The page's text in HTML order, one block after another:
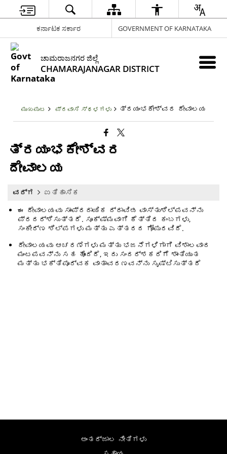
ಕರ್ನಾಟಕ ಸರ್ಕಾರ GOVERNMENT OF KARNATAKA
ಚಾಮರಾಜನಗರ ಜಿಲ್ಲೆ
CHAMARAJANAGAR DISTRICT
ಮುಖಪುಟ ಪ್ರವಾಸಿ ಸ್ಥಳಗಳು ತ್ರಯಂಭಕೇಶ್ವರ ದೇವಾಲಯ
ತ್ರಯಂಭಕೇಶ್ವರ
ದೇವಾಲಯ
ವರ್ಗ
ಐತಿಹಾಸಿಕ
ಈ ದೇವಾಲಯವು ಸಾಂಪ್ರದಾಯಿಕ ದ್ರಾವಿಡ ವಾಸ್ತುಶಿಲ್ಪವನ್ನು
ಪ್ರದರ್ಶಿಸುತ್ತದೆ. ಸೂಕ್ಷ್ಮವಾಗಿ ಕೆತ್ತಿದ ಕಂಬಗಳು,
ಸಂಕೀರ್ಣ ಶಿಲ್ಪಗಳು ಮತ್ತು ಎತ್ತರದ ಗೋಪುರವಿದೆ.
ದೇವಾಲಯವು ಆಚರಣೆಗಳು ಮತ್ತು ಭಜನೆಗಳಿಗಾಗಿ ವಿಶಾಲವಾದ
ಮಂಟಪವನ್ನು ಸಹ ಹೊಂದಿದೆ, ಇದು ಸಂದರ್ಶಕರಿಗೆ ಶಾಂತಿಯುತ
ಮತ್ತು ಭಕ್ತಿಪೂರ್ವಕ ವಾತಾವರಣವನ್ನು ಸೃಷ್ಟಿಸುತ್ತದೆ
ಅಂತರ್ಜಾಲ ನೀತಿಗಳು